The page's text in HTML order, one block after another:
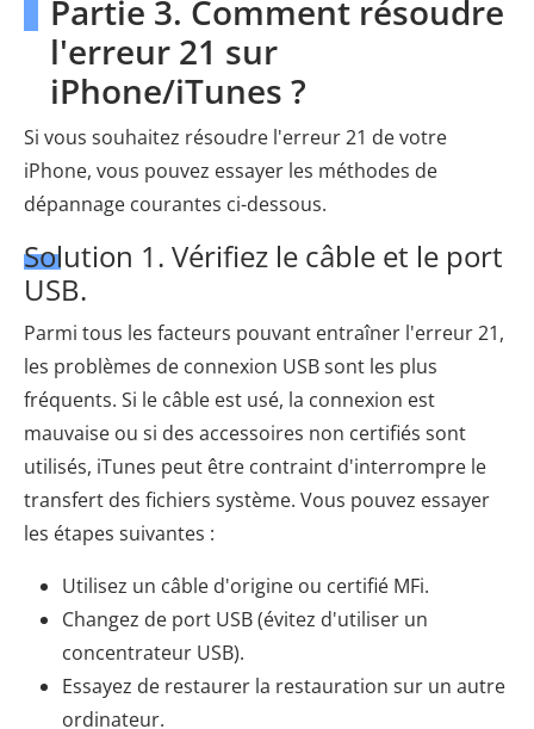
Partie 3. Comment résoudre
l'erreur 21 sur
iPhone/iTunes ?
Si vous souhaitez résoudre l'erreur 21 de votre
iPhone, vous pouvez essayer les méthodes de
dépannage courantes ci-dessous.
Solution 1. Vérifiez le câble et le port
USB.
Parmi tous les facteurs pouvant entraîner l'erreur 21,
les problèmes de connexion USB sont les plus
fréquents. Si le câble est usé, la connexion est
mauvaise ou si des accessoires non certifiés sont
utilisés, iTunes peut être contraint d'interrompre le
transfert des fichiers système. Vous pouvez essayer
les étapes suivantes :
Utilisez un câble d'origine ou certifié MFi.
Changez de port USB (évitez d'utiliser un
concentrateur USB).
Essayez de restaurer la restauration sur un autre
ordinateur.